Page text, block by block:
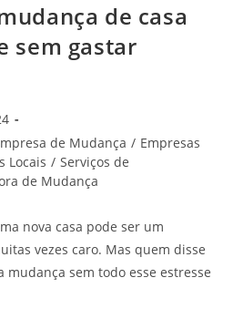
de casa
sem gastar
de Mudança / Empresas
Locais / Serviços de
de Mudança
nova casa pode ser um
vezes caro. Mas quem disse
mudança sem todo esse estresse